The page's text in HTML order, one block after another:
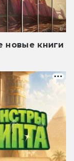
новые книги